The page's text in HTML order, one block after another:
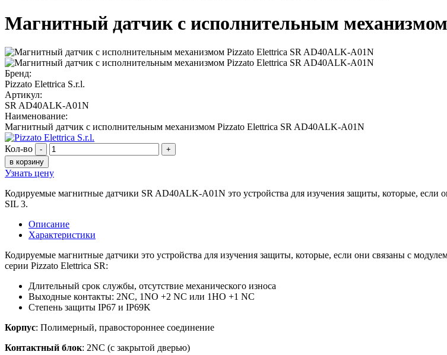
Магнитный датчик c исполнительным
Бренд:
Pizzato Elettrica S.r.l.
Артикул:
SR AD40ALK-A01N
Наименование:
Магнитный датчик c исполнительным механизмом Pizzato Elettrica SR AD40ALK-A01N
Кол-во -
+
в корзину
Узнать цену
Кодируемые магнитные датчики SR AD40ALK-A01N это устройства для изучения защиты, которые, если
SIL 3.
Описание
Характеристики
Кодируемые магнитные датчики это устройства для изучения защиты, которые, если они связаны с
серии Pizzato Elettrica SR:
Длительный срок службы, отсутствие механического износа
Выходные контакты: 2NC, 1NO +2 NC или 1НО +1 NC
Степень защиты IP67 и IP69K
Корпус: Полимерный, правостороннее соединение
Контактный блок: 2NC (с закрытой дверью)